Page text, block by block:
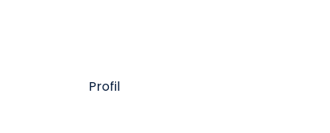
Profil